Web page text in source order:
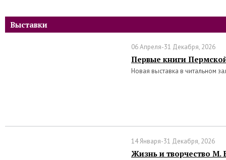
Выставки
06 Апреля-31 Декабря, 2026
Первые книги
Новая выставка в читальном
14 Января-31 Декабря, 2026
Жизнь и творчество М.